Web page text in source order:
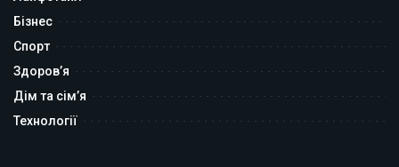
Бізнес
Спорт
Здоров’я
Дім та сім’я
Технології